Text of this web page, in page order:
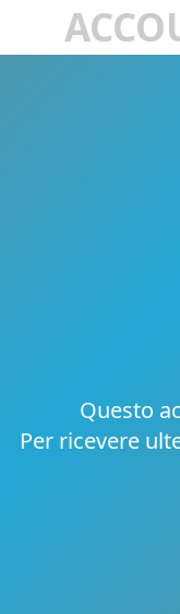
Questo
Per ricevere